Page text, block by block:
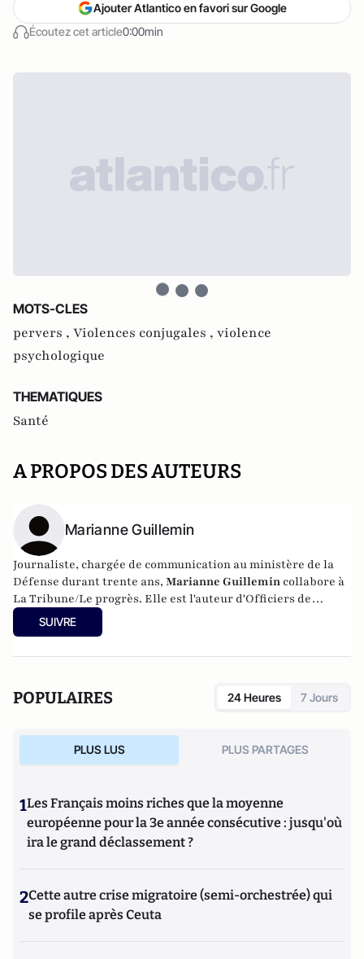
Écoutez cet article0:00min
Ajouter Atlantico en favori sur Google
MOTS-CLES
pervers , Violences conjugales , violence
psychologique
THEMATIQUES
Santé
A PROPOS DES AUTEURS
Marianne Guillemin
Journaliste, chargée de communication au ministère de la
Défense durant trente ans, Marianne Guillemin collabore à
La Tribune/Le progrès. Elle est l'auteur d'Officiers de
communication : le parcours des combattantes
(l'Harmattant, 2013).
SUIVRE
POPULAIRES 24 Heures 7 Jours
PLUS LUS PLUS PARTAGES
1Les Français moins riches que la moyenne
européenne pour la 3e année consécutive : jusqu'où
ira le grand déclassement ?
2Cette autre crise migratoire (semi-orchestrée) qui
se profile après Ceuta